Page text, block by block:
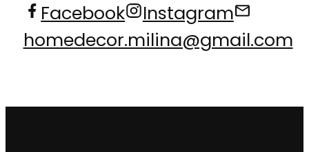
Facebook
Instagram
homedecor.milina@gmail.com